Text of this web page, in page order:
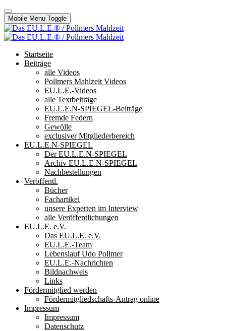
Mobile Menu Toggle
Startseite
Beiträge
alle Videos
Pollmers Mahlzeit Videos
EU.L.E.-Videos
alle Textbeiträge
EU.L.E.N-SPIEGEL-Beiträge
Fremde Federn
Gewölle
exclusiver Mitgliederbereich
EU.L.E.N-SPIEGEL
Der EU.L.E.N-SPIEGEL
Archiv EU.L.E.N-SPIEGEL
Nachbestellungen
Veröffentl.
Bücher
Fachartikel
unsere Experten im Interview
alle Veröffentlichungen
EU.L.E. e.V.
Das EU.L.E. e.V.
EU.L.E.-Team
Lebenslauf Udo Pollmer
EU.L.E.-Nachrichten
Bildnachweis
Links
Fördermitglied werden
Fördermitgliedschafts-Antrag online
Impressum
Impressum
Datenschutz